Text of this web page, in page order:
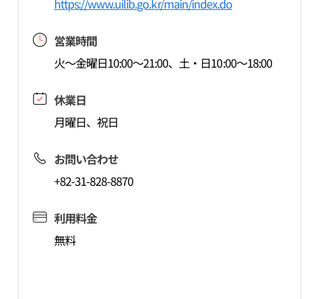
https://www.uilib.go.kr/main/index.do
営業時間
火～金曜日10:00～21:00、土・日10:00～18:00
休業日
月曜日、祝日
お問い合わせ
+82-31-828-8870
利用料金
無料